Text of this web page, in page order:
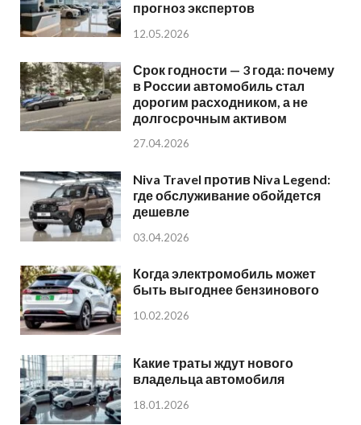
прогноз экспертов
12.05.2026
Срок годности — 3 года: почему
в России автомобиль стал
дорогим расходником, а не
долгосрочным активом
27.04.2026
Niva Travel против Niva Legend:
где обслуживание обойдется
дешевле
03.04.2026
Когда электромобиль может
быть выгоднее бензинового
10.02.2026
Какие траты ждут нового
владельца автомобиля
18.01.2026